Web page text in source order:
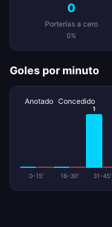
0
Porterías a cero
0%
Goles por minuto
Anotado Concedido
0-15' 16-30'
1
31-45'